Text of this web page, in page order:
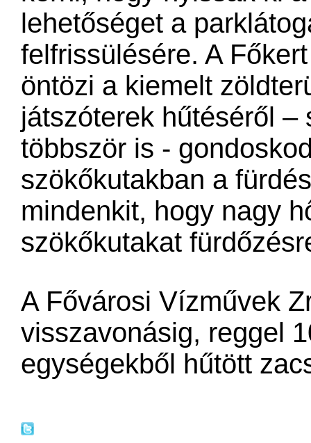
lehetőséget a
felfrissülésére. A
öntözi a kiemelt
játszóterek hűtéséről –
többször is -
szökőkutakban a
mindenkit, hogy nagy
szökőkutakat
A Fővárosi Vízművek
visszavonásig, reggel
egységekből hűtött